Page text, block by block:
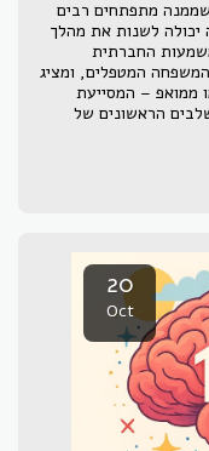
שממנה מתפתחים רבים
לשנות את מהלך
החברתית
המטפלים, ומציג
ממואפ – המסייעת
הראשונים של
20
Oct